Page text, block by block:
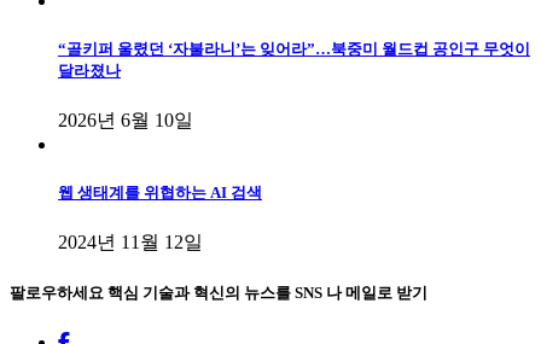
“골키퍼 울렸던 ‘자불라니’는 잊어라”…북중미 월드컵 공인구 무엇이
달라졌나
2026년 6월 10일
웹 생태계를 위협하는 AI 검색
2024년 11월 12일
팔로우하세요 핵심 기술과 혁신의 뉴스를 SNS 나 메일로 받기